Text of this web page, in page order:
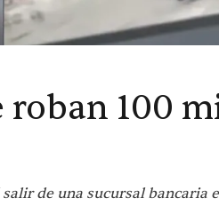
100
de una sucursal bancaria